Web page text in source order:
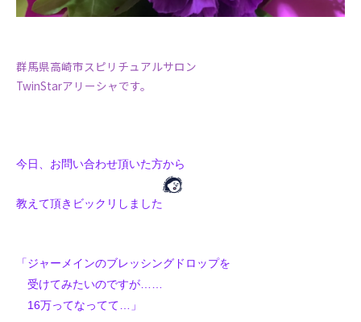
群馬県高崎市スピリチュアルサロン
TwinStarアリーシャです。
今日、お問い合わせ頂いた方から
教えて頂きビックリしました
「ジャーメインのブレッシングドロップを
受けてみたいのですが……
16万ってなってて…」